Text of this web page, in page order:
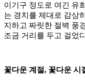
이기구 정도로 여긴 유
는 경치를 제대로 감상
지하고 짜릿한 절벽 풍
조금 거리를 두고 걸었
꽃다운 계절, 꽃다운 시